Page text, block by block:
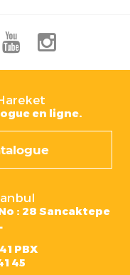
en ligne.
: 28 Sancaktepe
PBX
45